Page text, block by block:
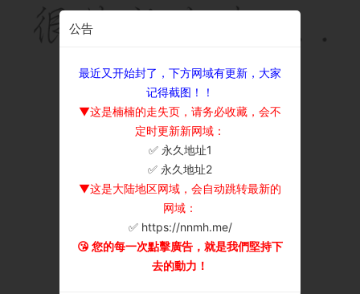
公告
最近又开始封了，下方网域有更新，大家
记得截图！！
▼这是楠楠的走失页，请务必收藏，会不
定时更新新网域：
✅ 永久地址1
✅ 永久地址2
▼这是大陆地区网域，会自动跳转最新的
网域：
✅ https://nnmh.me/
😘 您的每一次點擊廣告，就是我們堅持下
去的動力！